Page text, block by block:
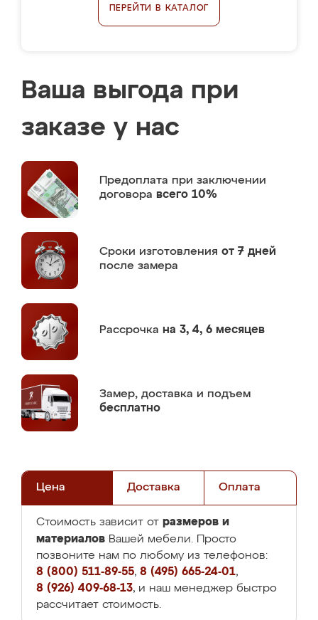
ПЕРЕЙТИ В КАТАЛОГ
Ваша выгода при
заказе у нас
Предоплата при заключении
договора всего 10%
Сроки изготовления от 7 дней
после замера
Рассрочка на 3, 4, 6 месяцев
Замер, доставка и подъем
бесплатно
Цена Доставка Оплата
Стоимость зависит от размеров и
материалов Вашей мебели. Просто
позвоните нам по любому из телефонов:
8 (800) 511-89-55, 8 (495) 665-24-01,
8 (926) 409-68-13, и наш менеджер быстро
рассчитает стоимость.